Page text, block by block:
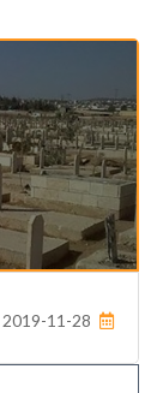
2019-11-28